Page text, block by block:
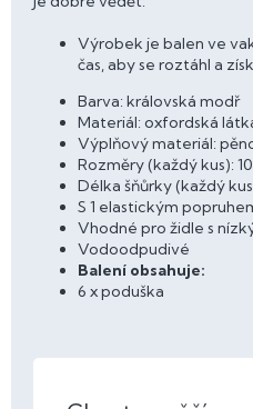
Výrobek je balen ve
čas, aby se roztáhl a
Barva: královská modř
Materiál: oxfordská
Výplňový materiál:
Rozměry (každý kus):
Délka šňůrky (každý
S 1 elastickým
Vhodné pro židle s
Vodoodpudivé
Balení obsahuje:
6 x poduška